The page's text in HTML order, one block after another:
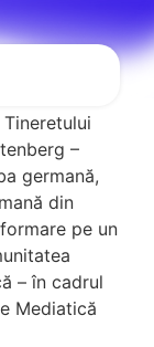
–
germană,
din
pe un
– în cadrul
Mediatică